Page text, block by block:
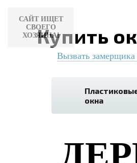
Купить
Вызвать
окна
САЙТ ИЩЕТ
СВОЕГО
ХОЗЯИНА!